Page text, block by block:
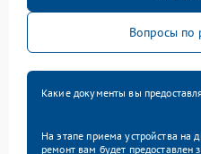
Вопросы по
Какие документы вы
На этапе приема устройства на
ремонт вам будет предоставлен